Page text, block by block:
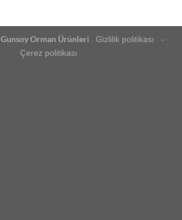
Gunsoy Orman Ürünleri
. Gizlilik politikası -
Çerez politikası